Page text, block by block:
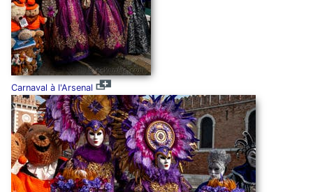
Carnaval à l'Arsenal